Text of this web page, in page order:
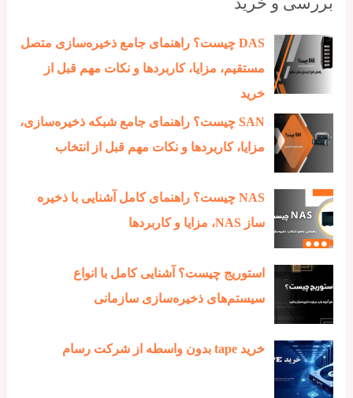
DAS چیست؟ راهنمای جامع ذخیره‌سازی متصل
مستقیم، مزایا، کاربردها و نکات مهم قبل از
خرید
SAN چیست؟ راهنمای جامع شبکه ذخیره‌سازی،
مزایا، کاربردها و نکات مهم قبل از انتخاب
NAS چیست؟ راهنمای کامل آشنایی با ذخیره‌
ساز NAS، مزایا و کاربردها
استوریج چیست؟ آشنایی کامل با انواع
سیستم‌های ذخیره‌سازی سازمانی
خرید tape بدون واسطه از شرکت رسام